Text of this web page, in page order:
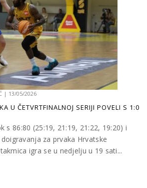
| 13/05/2026
U ČETVRTFINALNOJ SERIJI POVELI S 1:0
s 86:80 (25:19, 21:19, 21:22, 19:20) i
za prvaka Hrvatske
igra se u nedjelju u 19 sati...